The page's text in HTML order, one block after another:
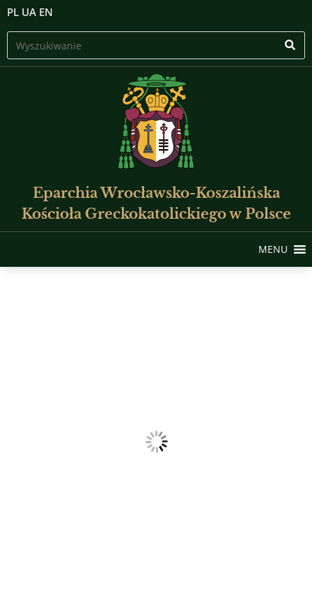
PL UA EN
Eparchia Wrocławsko-Koszalińska
Kościoła Greckokatolickiego w Polsce
MENU